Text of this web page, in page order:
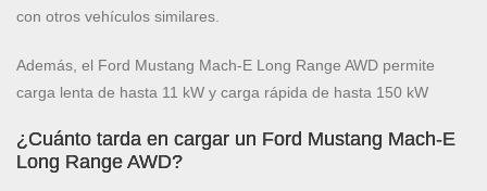
con otros vehículos similares.
Además, el Ford Mustang Mach-E Long Range AWD permite
carga lenta de hasta 11 kW y carga rápida de hasta 150 kW
¿Cuánto tarda en cargar un Ford Mustang Mach-E
Long Range AWD?